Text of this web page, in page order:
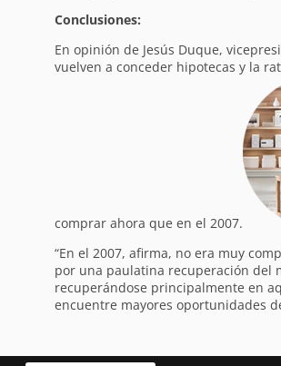
Conclusiones:
En opinión de Jesús Duque,
vuelven a conceder hipotecas y la
comprar ahora que en el 2007.
“En el 2007, afirma, no era muy
por una paulatina recuperación del
recuperándose principalmente en
encuentre mayores oportunidades